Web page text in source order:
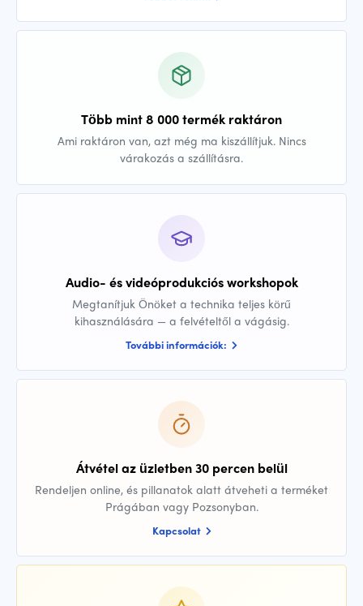
Több mint 8 000 termék raktáron
Ami raktáron van, azt még ma kiszállítjuk. Nincs
várakozás a szállításra.
Audio- és videóprodukciós workshopok
Megtanítjuk Önöket a technika teljes körű
kihasználására — a felvételtől a vágásig.
További információk:
Átvétel az üzletben 30 percen belül
Rendeljen online, és pillanatok alatt átveheti a terméket
Prágában vagy Pozsonyban.
Kapcsolat